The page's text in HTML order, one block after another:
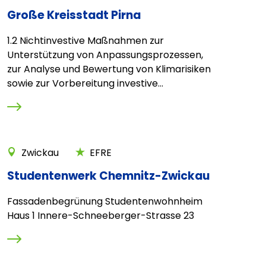
Große Kreisstadt Pirna
1.2 Nichtinvestive Maßnahmen zur
Unterstützung von Anpassungsprozessen,
zur Analyse und Bewertung von Klimarisiken
sowie zur Vorbereitung investive...
Zwickau EFRE
Studentenwerk Chemnitz-Zwickau
Fassadenbegrünung Studentenwohnheim
Haus 1 Innere-Schneeberger-Strasse 23